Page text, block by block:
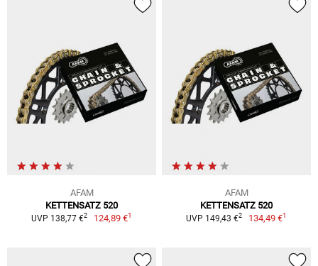
AFAM
KETTENSATZ 520
UVP 138,77 €2 124,89 €1
AFAM
KETTENSATZ 520
UVP 149,43 €2 134,49 €1